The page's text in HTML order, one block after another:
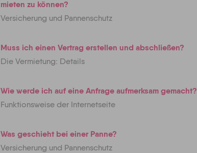
mieten zu können?
Versicherung und Pannenschutz
Muss ich einen Vertrag erstellen und abschließen?
Die Vermietung: Details
Wie werde ich auf eine Anfrage aufmerksam gemacht?
Funktionsweise der Internetseite
Was geschieht bei einer Panne?
Versicherung und Pannenschutz